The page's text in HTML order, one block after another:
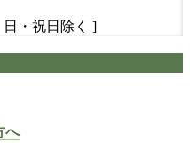
日・祝日除く ]
へ